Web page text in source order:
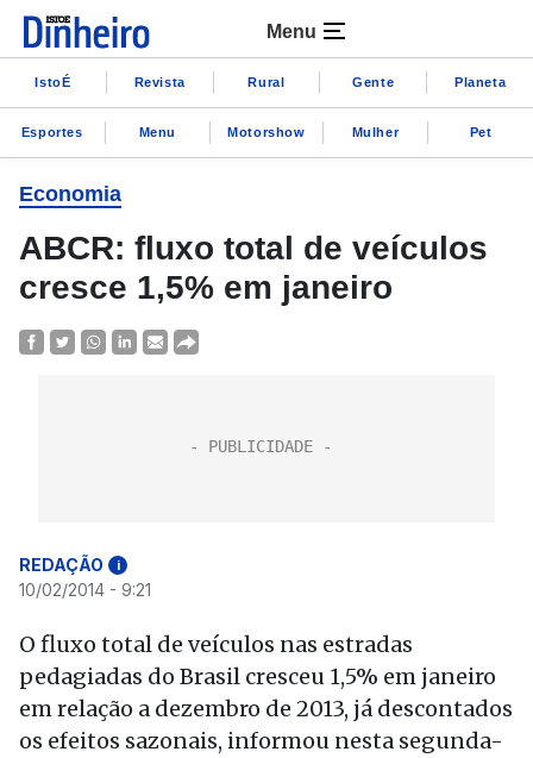
Menu
IstoÉ Revista Rural Gente Planeta
Esportes Menu Motorshow Mulher Pet
Economia
ABCR: fluxo total de veículos
cresce 1,5% em janeiro
REDAÇÃO i
10/02/2014 - 9:21
O fluxo total de veículos nas estradas
pedagiadas do Brasil cresceu 1,5% em janeiro
em relação a dezembro de 2013, já descontados
os efeitos sazonais, informou nesta segunda-